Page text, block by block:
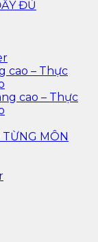
ĐỦ
cao – Thực
cao – Thực
MÔN